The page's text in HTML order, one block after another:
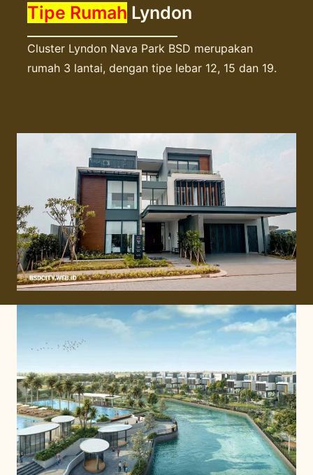
Tipe Rumah Lyndon
Cluster Lyndon Nava Park BSD merupakan
rumah 3 lantai, dengan tipe lebar 12, 15 dan 19.